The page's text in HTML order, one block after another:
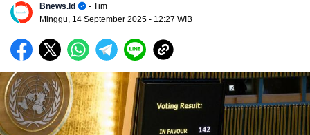
Bnews.id
- Tim
Minggu, 14 September 2025 - 12:27 WIB